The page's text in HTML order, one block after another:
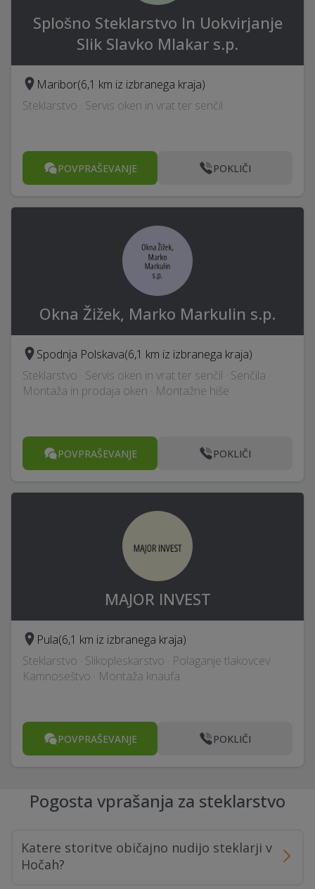
Splošno Steklarstvo In Uokvirjanje
Slik Slavko Mlakar s.p.
Maribor(6,1 km iz izbranega kraja)
Steklarstvo · Servis oken in vrat ter senčil
POVPRAŠEVANJE POKLIČI
Okna Žižek, Marko Markulin s.p.
Spodnja Polskava(6,1 km iz izbranega kraja)
Steklarstvo · Servis oken in vrat ter senčil · Senčila ·
Montaža in prodaja oken · Montažne hiše
POVPRAŠEVANJE POKLIČI
MAJOR INVEST
Pula(6,1 km iz izbranega kraja)
Steklarstvo · Slikopleskarstvo · Polaganje tlakovcev ·
Kamnoseštvo · Montaža knaufa
POVPRAŠEVANJE POKLIČI
Pogosta vprašanja za steklarstvo
Katere storitve običajno nudijo steklarji v
Hočah?